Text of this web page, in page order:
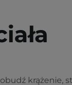
krążenie,